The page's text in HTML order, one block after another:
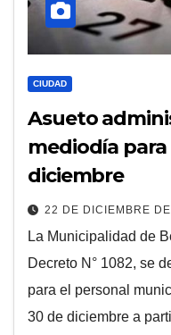
CIUDAD
Asueto
mediodía para
diciembre
22 DE DICIEMBRE
La Municipalidad de
Decreto N° 1082, se
para el personal
30 de diciembre a